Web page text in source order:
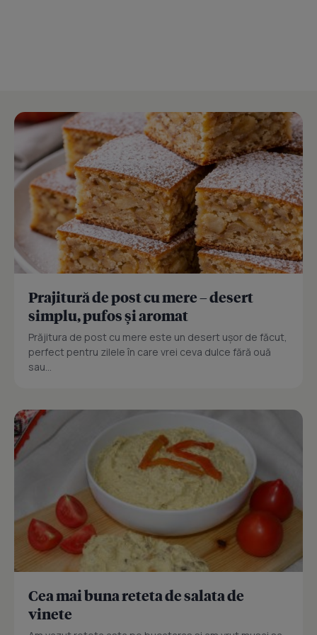
Prajitură de post cu mere – desert
simplu, pufos și aromat
Prăjitura de post cu mere este un desert ușor de făcut,
perfect pentru zilele în care vrei ceva dulce fără ouă
sau...
Cea mai buna reteta de salata de
vinete